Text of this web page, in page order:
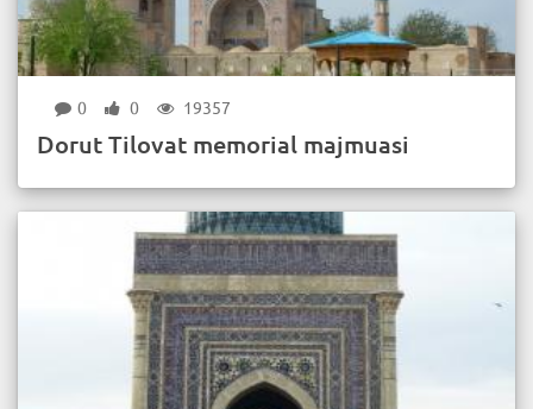
0 0 19357
Dorut Tilovat memorial majmuasi